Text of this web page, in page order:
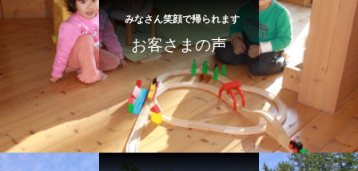
みなさん笑顔で帰られます
お客さまの声